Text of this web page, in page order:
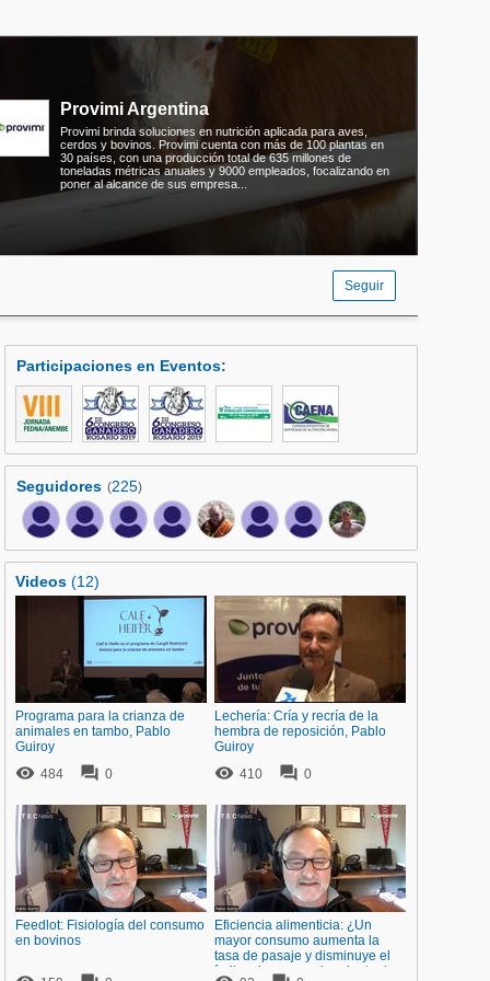
Provimi Argentina
Provimi brinda soluciones en nutrición aplicada para aves,
cerdos y bovinos. Provimi cuenta con más de 100 plantas en
30 países, con una producción total de 635 millones de
toneladas métricas anuales y 9000 empleados, focalizando en
poner al alcance de sus empresa...
Seguir
Participaciones en Eventos:
Seguidores (225)
Videos(12)
Programa para la crianza de
animales en tambo, Pablo
Guiroy
 484  0
Lechería: Cría y recría de la
hembra de reposición, Pablo
Guiroy
 410  0
Feedlot: Fisiología del consumo
en bovinos
Eficiencia alimenticia: ¿Un
mayor consumo aumenta la
tasa de pasaje y disminuye el
índice de aprovechamiento de